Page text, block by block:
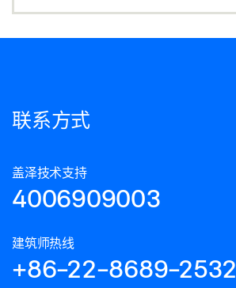
联系方式
盖泽技术支持
4006909003
建筑师热线
+86-22-8689-2532